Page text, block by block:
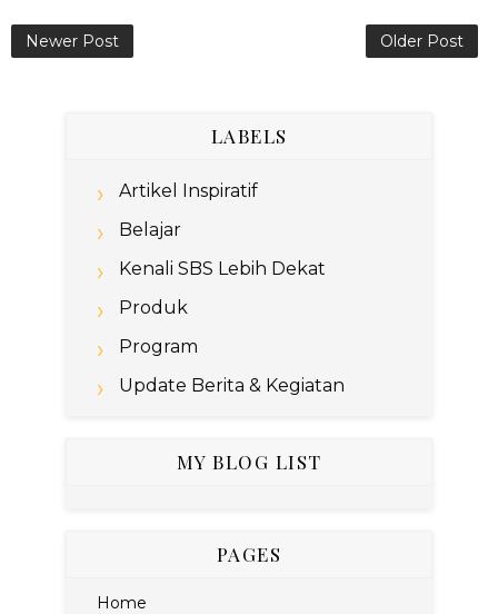
Newer Post Older Post
LABELS
Artikel Inspiratif
Belajar
Kenali SBS Lebih Dekat
Produk
Program
Update Berita & Kegiatan
MY BLOG LIST
PAGES
Home